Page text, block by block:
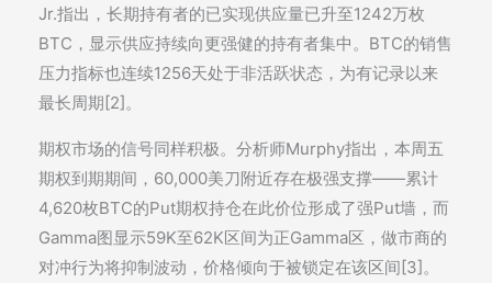
Jr.指出，长期持有者的已实现供应量已升至1242万枚
BTC，显示供应持续向更强健的持有者集中。BTC的销售
压力指标也连续1256天处于非活跃状态，为有记录以来
最长周期[2]。
期权市场的信号同样积极。分析师Murphy指出，本周五
期权到期期间，60,000美刀附近存在极强支撑——累计
4,620枚BTC的Put期权持仓在此价位形成了强Put墙，而
Gamma图显示59K至62K区间为正Gamma区，做市商的
对冲行为将抑制波动，价格倾向于被锁定在该区间[3]。